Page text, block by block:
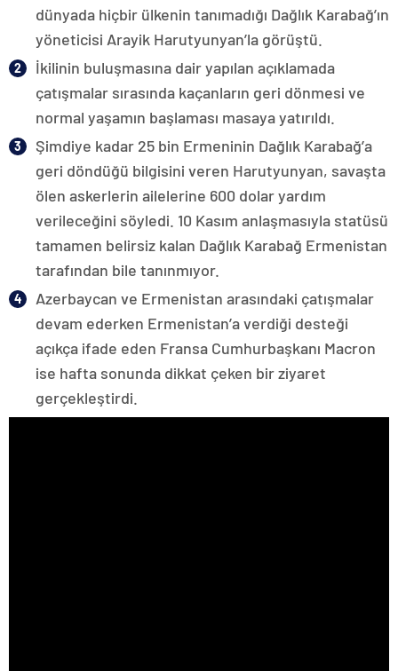
dünyada hiçbir ülkenin tanımadığı Dağlık Karabağ’ın
yöneticisi Arayik Harutyunyan’la görüştü.
İkilinin buluşmasına dair yapılan açıklamada
çatışmalar sırasında kaçanların geri dönmesi ve
normal yaşamın başlaması masaya yatırıldı.
Şimdiye kadar 25 bin Ermeninin Dağlık Karabağ’a
geri döndüğü bilgisini veren Harutyunyan, savaşta
ölen askerlerin ailelerine 600 dolar yardım
verileceğini söyledi. 10 Kasım anlaşmasıyla statüsü
tamamen belirsiz kalan Dağlık Karabağ Ermenistan
tarafından bile tanınmıyor.
Azerbaycan ve Ermenistan arasındaki çatışmalar
devam ederken Ermenistan’a verdiği desteği
açıkça ifade eden Fransa Cumhurbaşkanı Macron
ise hafta sonunda dikkat çeken bir ziyaret
gerçekleştirdi.